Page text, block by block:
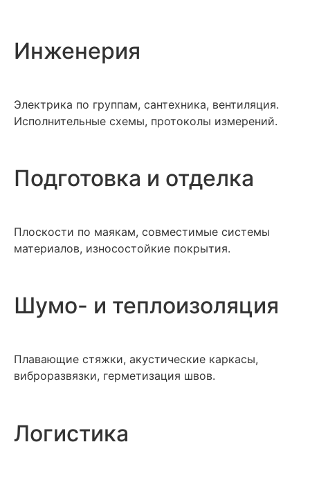
Инженерия
Электрика по группам, сантехника, вентиляция.
Исполнительные схемы, протоколы измерений.
Подготовка и отделка
Плоскости по маякам, совместимые системы
материалов, износостойкие покрытия.
Шумо- и теплоизоляция
Плавающие стяжки, акустические каркасы,
виброразвязки, герметизация швов.
Логистика